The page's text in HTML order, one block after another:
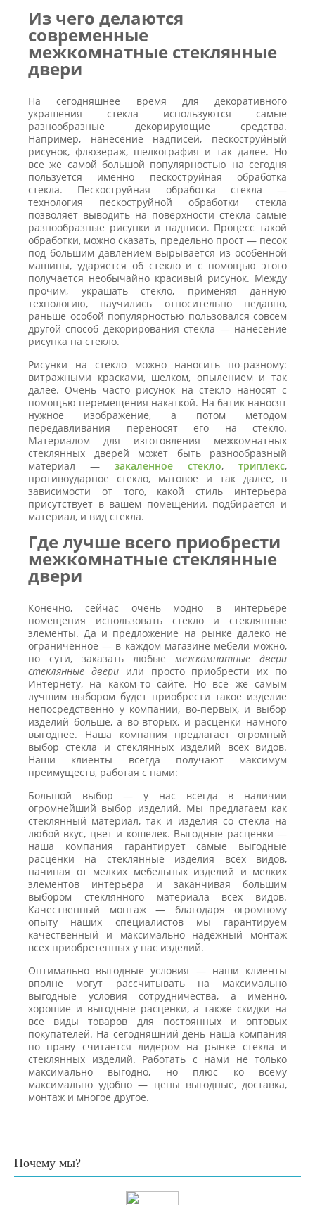
Из чего делаются
современные
межкомнатные стеклянные
двери
На сегодняшнее время для декоративного
украшения стекла используются самые
разнообразные декорирующие средства.
Например, нанесение надписей, пескоструйный
рисунок, флюзераж, шелкография и так далее. Но
все же самой большой популярностью на сегодня
пользуется именно пескоструйная обработка
стекла. Пескоструйная обработка стекла —
технология пескоструйной обработки стекла
позволяет выводить на поверхности стекла самые
разнообразные рисунки и надписи. Процесс такой
обработки, можно сказать, предельно прост — песок
под большим давлением вырывается из особенной
машины, ударяется об стекло и с помощью этого
получается необычайно красивый рисунок. Между
прочим, украшать стекло, применяя данную
технологию, научились относительно недавно,
раньше особой популярностью пользовался совсем
другой способ декорирования стекла — нанесение
рисунка на стекло.
Рисунки на стекло можно наносить по-разному:
витражными красками, шелком, опылением и так
далее. Очень часто рисунок на стекло наносят с
помощью перемещения накаткой. На батик наносят
нужное изображение, а потом методом
передавливания переносят его на стекло.
Материалом для изготовления межкомнатных
стеклянных дверей может быть разнообразный
материал — закаленное стекло, триплекс,
противоударное стекло, матовое и так далее, в
зависимости от того, какой стиль интерьера
присутствует в вашем помещении, подбирается и
материал, и вид стекла.
Где лучше всего приобрести
межкомнатные стеклянные
двери
Конечно, сейчас очень модно в интерьере
помещения использовать стекло и стеклянные
элементы. Да и предложение на рынке далеко не
ограниченное — в каждом магазине мебели можно,
по сути, заказать любые межкомнатные двери
стеклянные двериили просто приобрести их по
Интернету, на каком-то сайте. Но все же самым
лучшим выбором будет приобрести такое изделие
непосредственно у компании, во-первых, и выбор
изделий больше, а во-вторых, и расценки намного
выгоднее. Наша компания предлагает огромный
выбор стекла и стеклянных изделий всех видов.
Наши клиенты всегда получают максимум
преимуществ, работая с нами:
Большой выбор — у нас всегда в наличии
огромнейший выбор изделий. Мы предлагаем как
стеклянный материал, так и изделия со стекла на
любой вкус, цвет и кошелек. Выгодные расценки —
наша компания гарантирует самые выгодные
расценки на стеклянные изделия всех видов,
начиная от мелких мебельных изделий и мелких
элементов интерьера и заканчивая большим
выбором стеклянного материала всех видов.
Качественный монтаж — благодаря огромному
опыту наших специалистов мы гарантируем
качественный и максимально надежный монтаж
всех приобретенных у нас изделий.
Оптимально выгодные условия — наши клиенты
вполне могут рассчитывать на максимально
выгодные условия сотрудничества, а именно,
хорошие и выгодные расценки, а также скидки на
все виды товаров для постоянных и оптовых
покупателей. На сегодняшний день наша компания
по праву считается лидером на рынке стекла и
стеклянных изделий. Работать с нами не только
максимально выгодно, но плюс ко всему
максимально удобно — цены выгодные, доставка,
монтаж и многое другое.
Почему мы?